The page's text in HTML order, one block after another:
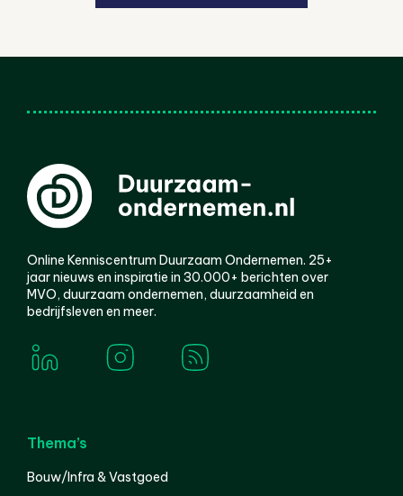
Online Kenniscentrum Duurzaam Ondernemen. 25+
jaar nieuws en inspiratie in 30.000+ berichten over
MVO, duurzaam ondernemen, duurzaamheid en
bedrijfsleven en meer.
Thema’s
Bouw/Infra & Vastgoed